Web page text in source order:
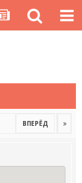
ВПЕРЁД